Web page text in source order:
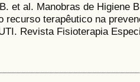
et al. Manobras de Higiene
recurso terapêutico na
Revista Fisioterapia